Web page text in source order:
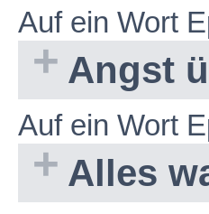
Auf ein Wort
Angst
Auf ein Wort
Alles